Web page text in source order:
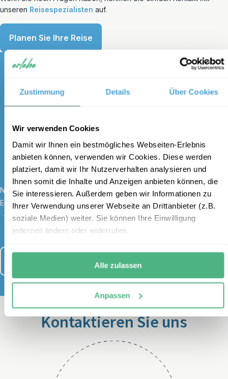
Zustimmung Details Über Cookies
Wir verwenden Cookies
Damit wir Ihnen ein bestmögliches Webseiten-Erlebnis
anbieten können, verwenden wir Cookies. Diese werden
platziert, damit wir Ihr Nutzerverhalten analysieren und
Ihnen somit die Inhalte und Anzeigen anbieten können, die
Sie interessieren. Außerdem geben wir Informationen zu
Ihrer Verwendung unserer Webseite an Drittanbieter (z.B.
soziale Medien) weiter. Sie können Ihre Einwilligung
jederzeit ändern oder widerrufen.
Alle zulassen
Anpassen
unseren Reisespezialisten auf.
Planen Sie Ihre Reise
Melden Sie sich für unseren
kostenlosen Newsletter an und
erhalten Sie einen 100 €
Gutschein
Name
E-Mail *
Ich habe die Bestimmungen zumDatenschutzgelesen und
stimme diesen zu.
Anmelden
Kontaktieren Sie uns